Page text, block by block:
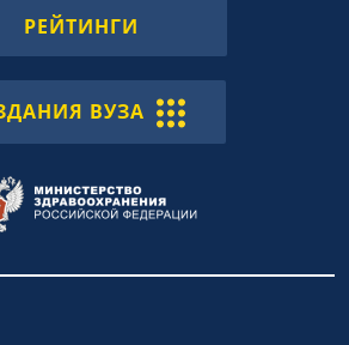
РЕЙТИНГИ
ВУЗА